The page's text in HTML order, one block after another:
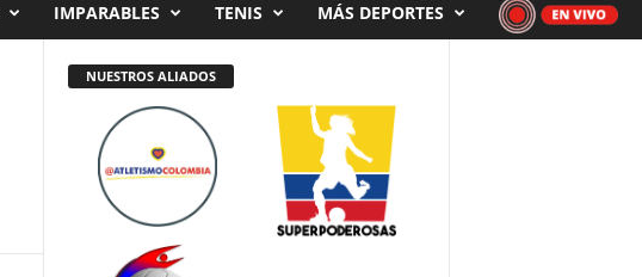
IMPARABLES TENIS MÁS DEPORTES
NUESTROS ALIADOS